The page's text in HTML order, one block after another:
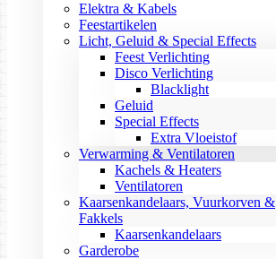
Elektra & Kabels
Feestartikelen
Licht, Geluid & Special Effects
Feest Verlichting
Disco Verlichting
Blacklight
Geluid
Special Effects
Extra Vloeistof
Verwarming & Ventilatoren
Kachels & Heaters
Ventilatoren
Kaarsenkandelaars, Vuurkorven &
Fakkels
Kaarsenkandelaars
Garderobe